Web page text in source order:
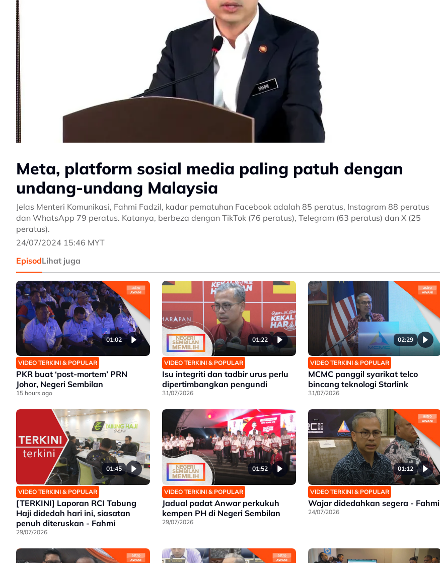
Meta, platform sosial media paling patuh dengan
undang-undang Malaysia
Jelas Menteri Komunikasi, Fahmi Fadzil, kadar pematuhan Facebook adalah 85 peratus, Instagram 88 peratus
dan WhatsApp 79 peratus. Katanya, berbeza dengan TikTok (76 peratus), Telegram (63 peratus) dan X (25
peratus).
24/07/2024 15:46 MYT
EpisodLihat juga
01:02
VIDEO TERKINI & POPULAR
PKR buat ‘post-mortem’ PRN
Johor, Negeri Sembilan
15 hours ago
01:22
VIDEO TERKINI & POPULAR
Isu integriti dan tadbir urus perlu
dipertimbangkan pengundi
31/07/2026
02:29
VIDEO TERKINI & POPULAR
MCMC panggil syarikat telco
bincang teknologi Starlink
31/07/2026
01:45
VIDEO TERKINI & POPULAR
[TERKINI] Laporan RCI Tabung
Haji didedah hari ini, siasatan
penuh diteruskan - Fahmi
29/07/2026
01:52
VIDEO TERKINI & POPULAR
Jadual padat Anwar perkukuh
kempen PH di Negeri Sembilan
29/07/2026
01:12
VIDEO TERKINI & POPULAR
Wajar didedahkan segera - Fahmi
24/07/2026